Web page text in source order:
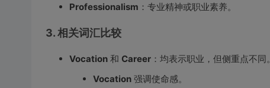
Professionalism ：专业精神或职业素养。
3. 相关词汇比较
Vocation和 Career：均表示职业，但侧重点不同。
Vocation强调使命感。